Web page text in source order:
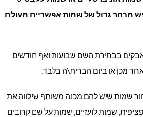
מבחר גדול של שמות אפשריים מעולם
בבחירת השם שבועות ואף חודשים
מכן או ביום הברית\ה בלבד.
שמות שיש להם מכנה משותף שילווה את
שמות לועזיים, שמות על שם קרובים